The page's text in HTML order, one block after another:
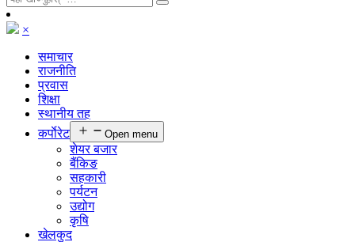
×
समाचार
राजनीति
प्रवास
शिक्षा
स्थानीय तह
कर्पाेरेट
Open menu
शेयर बजार
बैंकिङ
सहकारी
पर्यटन
उद्योग
कृषि
खेलकुद